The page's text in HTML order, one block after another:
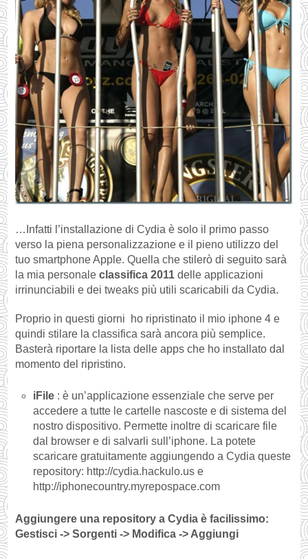
…Infatti l’installazione di Cydia è solo il primo passo
verso la piena personalizzazione e il pieno utilizzo del
tuo smartphone Apple. Quella che stilerò di seguito sarà
la mia personaleclassifica 2011 delle applicazioni
irrinunciabili e dei tweaks più utili scaricabili da Cydia.
Proprio in questi giorni ho ripristinato il mio iphone 4 e
quindi stilare la classifica sarà ancora più semplice.
Basterà riportare la lista delle apps che ho installato dal
momento del ripristino.
iFile : è un’applicazione essenziale che serve per
accedere a tutte le cartelle nascoste e di sistema del
nostro dispositivo. Permette inoltre di scaricare file
dal browser e di salvarli sull’iphone. La potete
scaricare gratuitamente aggiungendo a Cydia queste
repository: http://cydia.hackulo.us e
http://iphonecountry.myrepospace.com
Aggiungere una repository a Cydia è facilissimo:
Gestisci -> Sorgenti -> Modifica -> Aggiungi